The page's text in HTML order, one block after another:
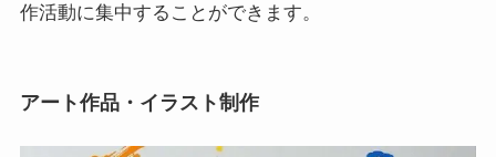
作活動に集中することができます。
アート作品・イラスト制作